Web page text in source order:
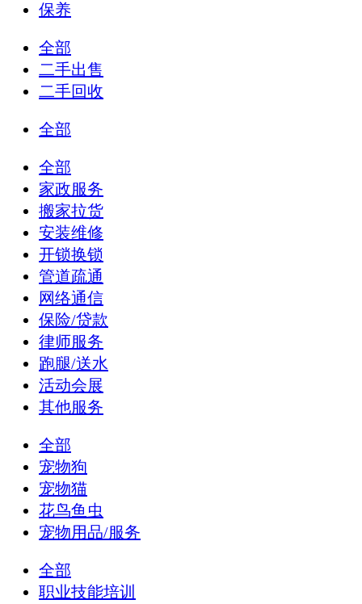
保养
全部
二手出售
二手回收
全部
全部
家政服务
搬家拉货
安装维修
开锁换锁
管道疏通
网络通信
保险/贷款
律师服务
跑腿/送水
活动会展
其他服务
全部
宠物狗
宠物猫
花鸟鱼虫
宠物用品/服务
全部
职业技能培训